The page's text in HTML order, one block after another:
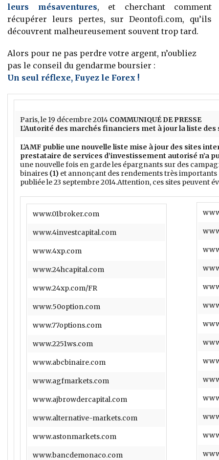
leurs mésaventures, et cherchant comment
récupérer leurs pertes, sur Deontofi.com, qu’ils
découvrent malheureusement souvent trop tard.
Alors pour ne pas perdre votre argent, n’oubliez
pas le conseil du gendarme boursier :
Un seul réflexe, Fuyez le Forex !
Paris, le 19 décembre 2014 COMMUNIQUÉ DE PRESSE
L’Autorité des marchés financiers met à jour la liste
L’AMF publie une nouvelle liste mise à jour des sites
prestataire de services d’investissement autorisé n’a
une nouvelle fois en garde les épargnants sur des
binaires (1) et annonçant des rendements très importants
publiée le 23 septembre 2014.Attention, ces sites peuvent
www.01broker.com
www.4investcapital.com
www.4xp.com
www.24hcapital.com
www.24xp.com/FR
www.50option.com
www.77options.com
www.2251ws.com
www.abcbinaire.com
www.agfmarkets.com
www.ajbrowdercapital.com
www.alternative-markets.com
www.astonmarkets.com
www.bancdemonaco.com